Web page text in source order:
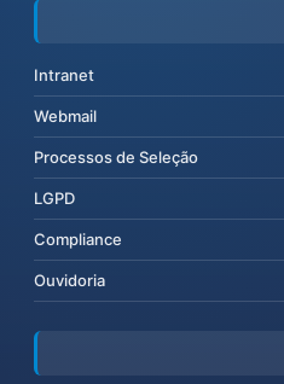
Intranet
Webmail
Processos de Seleção
LGPD
Compliance
Ouvidoria